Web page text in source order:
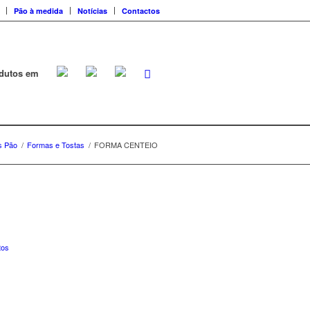
Pão à medida Notícias Contactos
em
Pão / Formas e Tostas / FORMA CENTEIO